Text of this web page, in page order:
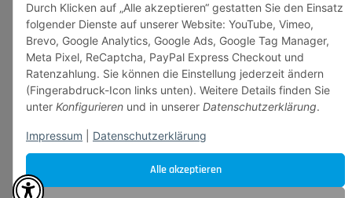
Alle akzeptieren
Durch Klicken auf „Alle akzeptieren“ gestatten Sie den Einsatz
folgender Dienste auf unserer Website: YouTube, Vimeo,
Brevo, Google Analytics, Google Ads, Google Tag Manager,
Meta Pixel, ReCaptcha, PayPal Express Checkout und
Ratenzahlung. Sie können die Einstellung jederzeit ändern
(Fingerabdruck-Icon links unten). Weitere Details finden Sie
unter Konfigurieren und in unserer Datenschutzerklärung.
Impressum Datenschutzerklärung